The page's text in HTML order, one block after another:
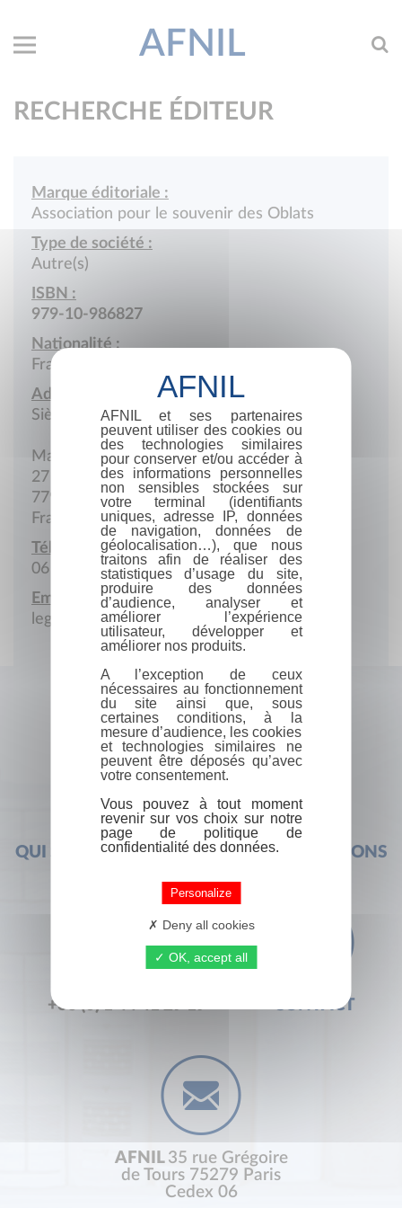
AFNIL
RECHERCHE ÉDITEUR
Marque éditoriale :
Association pour le souvenir des Oblats
Type de société :
Autre(s)
ISBN :
979-10-986827
Nationalité :
France
Adresse :
Siège social
Mairie
27 Rue Grande
77940 La Brosse-Montceaux
France
Téléphone portable :
06 43 22 31 55
Email :
legarlantezec.c@gmail.com
QUI SOMMES-NOUS ? FOIRE AUX QUESTIONS
+33 (0) 1 44 41 29 19 CONTACT
AFNIL 35 rue Grégoire
de Tours 75279 Paris
Cedex 06
AFNIL et ses partenaires
peuvent utiliser des cookies ou
des technologies similaires
pour conserver et/ou accéder à
des informations personnelles
non sensibles stockées sur
votre terminal (identifiants
uniques, adresse IP, données
de navigation, données de
géolocalisation…), que nous
traitons afin de réaliser des
statistiques d’usage du site,
produire des données
d’audience, analyser et
améliorer l’expérience
utilisateur, développer et
améliorer nos produits.
A l’exception de ceux
nécessaires au fonctionnement
du site ainsi que, sous
certaines conditions, à la
mesure d’audience, les cookies
et technologies similaires ne
peuvent être déposés qu’avec
votre consentement.
Vous pouvez à tout moment
revenir sur vos choix sur notre
page de politique de
confidentialité des données.
Personalize
Deny all cookies
OK, accept all